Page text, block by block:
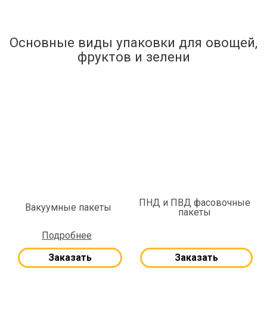
Основные виды упаковки для овощей,
фруктов и зелени
Вакуумные пакеты
Подробнее
Заказать
ПНД и ПВД фасовочные
пакеты
Заказать